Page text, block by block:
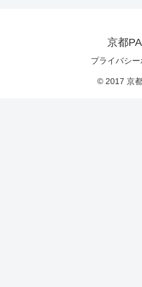
京都
プライバシ
© 2017 京